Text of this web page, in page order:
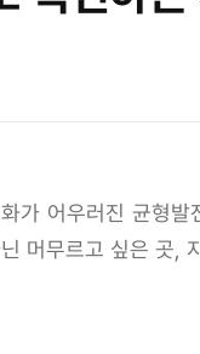
가 어우러진 균형
머무르고 싶은 곳,